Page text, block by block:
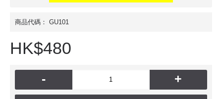
商品代碼： GU101
HK$480
- +